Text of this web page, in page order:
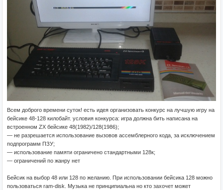
Всем доброго времени суток! есть идея организовать конкурс на лучшую игру на
бейсике 48-128 килобайт. условия конкурса: игра должна бить написана на
встроенном ZX бейсике 48(1982)/128(1986);
— не разрешается использование вызовов ассемблерного кода, за исключением
подпрограмм ПЗУ;
— использование памяти ограничено стандартными 128к;
— ограничений по жанру нет
Бейсик на выбор 48 или 128 по желанию. При использовании бейсика 128 можно
пользоваться ram-disk. Музыка не принципиальна но кто захочет может